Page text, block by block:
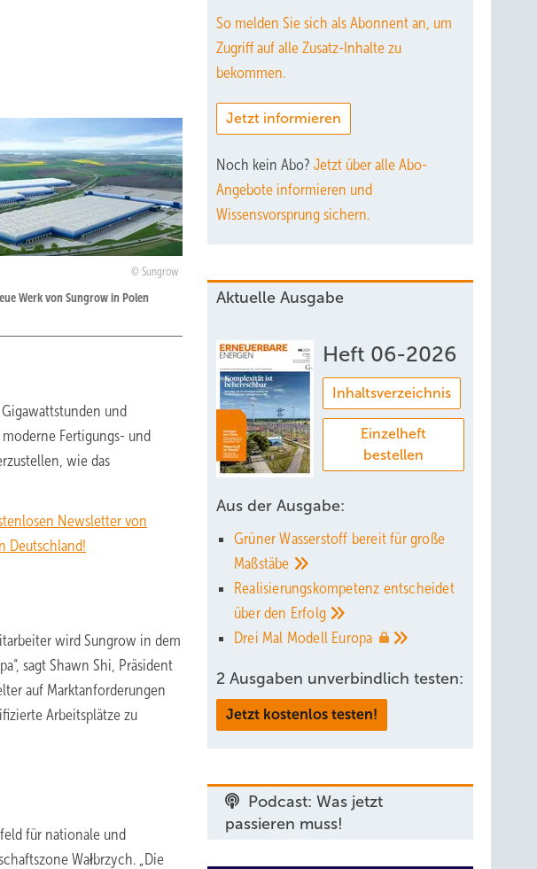
Sungrow
Werk von Sungrow in Polen
und
Fertigungs- und
wie das
Newsletter von
Deutschland!
wird Sungrow in dem
sagt Shawn Shi, Präsident
auf Marktanforderungen
Arbeitsplätze zu
für nationale und
Wałbrzych. „Die
So melden Sie sich als Abonnent an, um
Zugriff auf alle Zusatz-Inhalte zu
bekommen.
Jetzt informieren
Noch kein Abo? Jetzt über alle Abo-
Angebote informieren und
Wissensvorsprung sichern.
Aktuelle Ausgabe
Heft 06-2026
Inhaltsverzeichnis
Einzelheft
bestellen
Aus der Ausgabe:
Grüner Wasserstoff bereit für große
Maßstäbe
Realisierungskompetenz entscheidet
über den Erfolg
Drei Mal Modell Europa
2 Ausgaben unverbindlich testen:
Jetzt kostenlos testen!
Podcast: Was jetzt
passieren muss!